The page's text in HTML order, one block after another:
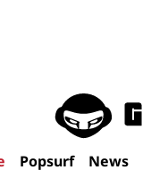
Popsurf News